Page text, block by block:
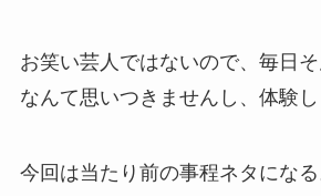
お笑い芸人ではないので、毎日
なんて思いつきませんし、体験し
今回は当たり前の事程ネタになる